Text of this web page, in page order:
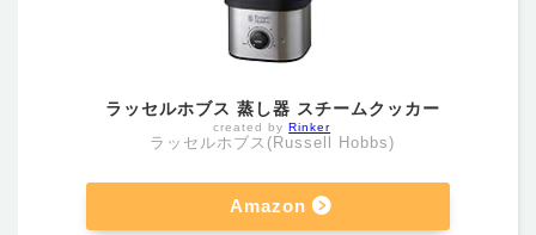
ラッセルホブス 蒸し器 スチームクッカー
created byRinker
ラッセルホブス(Russell Hobbs)
Amazon